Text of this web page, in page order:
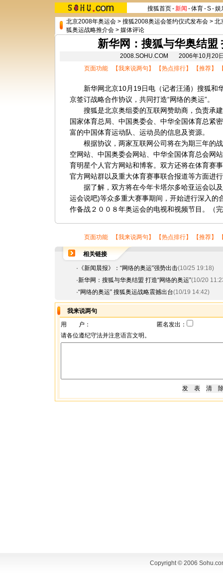
搜狐首页-新闻 -体育-S-娱
北京2008年奥运会 > 搜狐2008奥运会签约仪式发布会 > 北
狐奥运战略推介会 > 媒体评论
新华网：搜狐与华奥结盟
2008.SOHU.COM 2006年10月
页面功能 【我来说两句 】 【热点排行】 【推荐】
新华网北京10月19日电（记者汪涌）搜狐和
京签订战略合作协议，共同打造“网络的奥运”。
搜狐是北京奥组委的互联网赞助商，负责承建
国家体育总局、中国奥委会、中华全国体育总紧
富的中国体育运动队、运动员的信息及资源。
根据协议，两家互联网公司将在为期三年的战
空网站、中国奥委会网站、中华全国体育总会网
育明星个人官方网站和博客。双方还将在体育赛
官方网站群以及重大体育赛事联合报道等方面进
据了解，双方将在今年卡塔尔多哈亚运会以及
运会说吧)等众多重大赛事期间，开始进行深入的
作备战２００８年奥运会的电视和视频节目。（
页面功能 【我来说两句 】 【热点排行】 【推荐】
相关链接
· 《新闻晨报》：“网络的奥运”强势出击(10/25 19:18)
·新华网：搜狐与华奥结盟 打造“网络的奥运”(10/20
·“网络的奥运” 搜狐奥运战略震撼出台(10/19 14:42)
我来说两句
用 户：
匿名发出：
请各位遵纪守法并注意语言文明。
Copyright © 2006